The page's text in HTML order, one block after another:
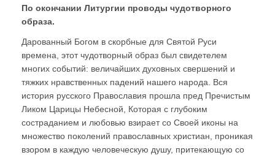
По окончании Литургии проводы чудотворного
образа.
Дарованный Богом в скорбные для Святой Руси
времена, этот чудотворный образ был свидетелем
многих событий: величайших духовных свершений и
тяжких нравственных падений нашего народа. Вся
история русского Православия прошла пред Пречистым
Ликом Царицы Небесной, Которая с глубоким
состраданием и любовью взирает со Своей иконы на
множество поколений православных христиан, проникая
взором в каждую человеческую душу, притекающую со